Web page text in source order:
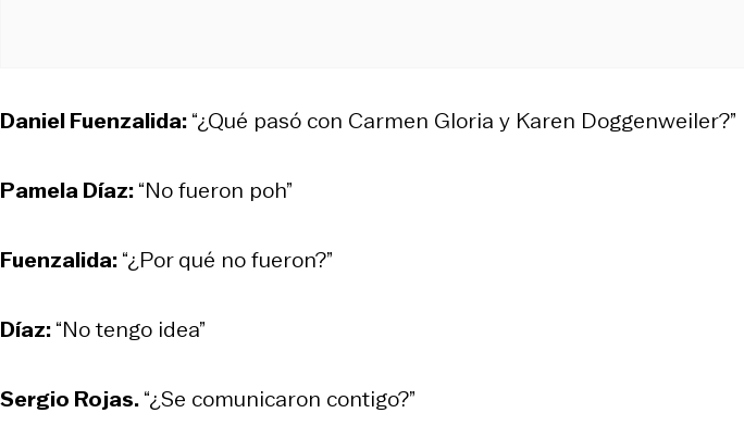
Daniel Fuenzalida:“¿Qué pasó con Carmen Gloria y Karen Doggenweiler?”
Pamela Díaz:“No fueron poh”
Fuenzalida:“¿Por qué no fueron?”
Díaz:“No tengo idea”
Sergio Rojas.“¿Se comunicaron contigo?”